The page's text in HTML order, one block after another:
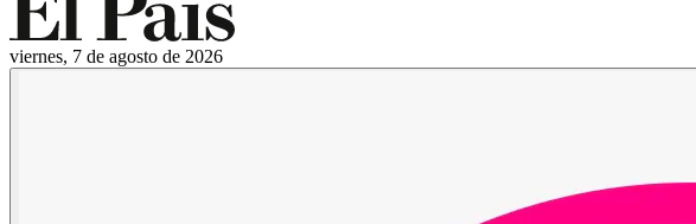
viernes, 7 de agosto de 2026